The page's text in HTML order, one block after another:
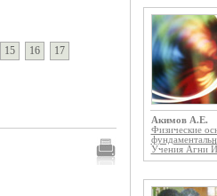
15 16 17
Акимов А.Е.
Физические
Учения Агни